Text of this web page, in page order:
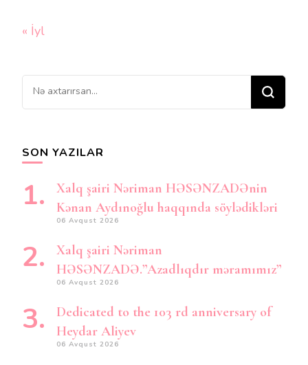
« İyl
Bir
şey
SON YAZILAR
Xalq şairi Nəriman HƏSƏNZADƏnin
Kənan Aydınoğlu haqqında söylədikləri
06 Avqust 2026
Xalq şairi Nəriman
HƏSƏNZADƏ.”Azadlıqdır məramımız”
06 Avqust 2026
Dedicated to the 103 rd anniversary of
Heydar Aliyev
06 Avqust 2026